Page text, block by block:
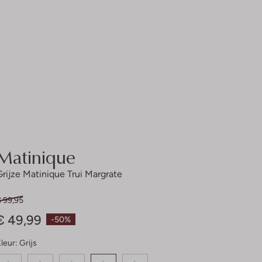
Matinique Trui Margrate
-50%
99,95
49,99
Grijs